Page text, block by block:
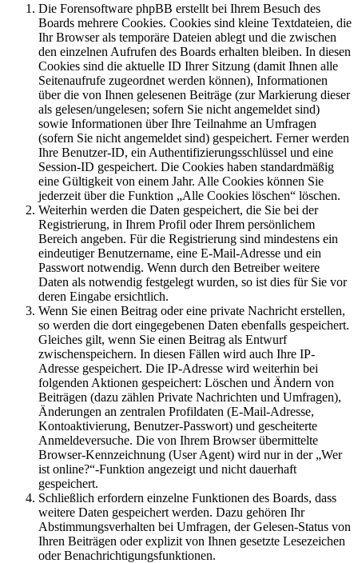
Die Forensoftware phpBB erstellt bei Ihrem Besuch des
Boards mehrere Cookies. Cookies sind kleine Textdateien, die
Ihr Browser als temporäre Dateien ablegt und die zwischen
den einzelnen Aufrufen des Boards erhalten bleiben. In diesen
Cookies sind die aktuelle ID Ihrer Sitzung (damit Ihnen alle
Seitenaufrufe zugeordnet werden können), Informationen
über die von Ihnen gelesenen Beiträge (zur Markierung dieser
als gelesen/ungelesen; sofern Sie nicht angemeldet sind)
sowie Informationen über Ihre Teilnahme an Umfragen
(sofern Sie nicht angemeldet sind) gespeichert. Ferner werden
Ihre Benutzer-ID, ein Authentifizierungsschlüssel und eine
Session-ID gespeichert. Die Cookies haben standardmäßig
eine Gültigkeit von einem Jahr. Alle Cookies können Sie
jederzeit über die Funktion „Alle Cookies löschen“ löschen.
Weiterhin werden die Daten gespeichert, die Sie bei der
Registrierung, in Ihrem Profil oder Ihrem persönlichem
Bereich angeben. Für die Registrierung sind mindestens ein
eindeutiger Benutzername, eine E-Mail-Adresse und ein
Passwort notwendig. Wenn durch den Betreiber weitere
Daten als notwendig festgelegt wurden, so ist dies für Sie vor
deren Eingabe ersichtlich.
Wenn Sie einen Beitrag oder eine private Nachricht erstellen,
so werden die dort eingegebenen Daten ebenfalls gespeichert.
Gleiches gilt, wenn Sie einen Beitrag als Entwurf
zwischenspeichern. In diesen Fällen wird auch Ihre IP-
Adresse gespeichert. Die IP-Adresse wird weiterhin bei
folgenden Aktionen gespeichert: Löschen und Ändern von
Beiträgen (dazu zählen Private Nachrichten und Umfragen),
Änderungen an zentralen Profildaten (E-Mail-Adresse,
Kontoaktivierung, Benutzer-Passwort) und gescheiterte
Anmeldeversuche. Die von Ihrem Browser übermittelte
Browser-Kennzeichnung (User Agent) wird nur in der „Wer
ist online?“-Funktion angezeigt und nicht dauerhaft
gespeichert.
Schließlich erfordern einzelne Funktionen des Boards, dass
weitere Daten gespeichert werden. Dazu gehören Ihr
Abstimmungsverhalten bei Umfragen, der Gelesen-Status von
Ihren Beiträgen oder explizit von Ihnen gesetzte Lesezeichen
oder Benachrichtigungsfunktionen.